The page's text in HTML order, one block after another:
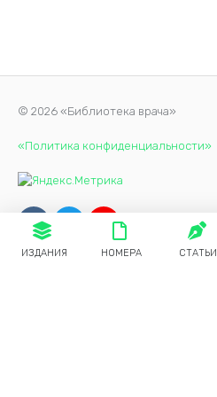
© 2026 «Библиотека врача»
«Политика конфиденциальности»
ИЗДАНИЯ НОМЕРА СТАТЬИ